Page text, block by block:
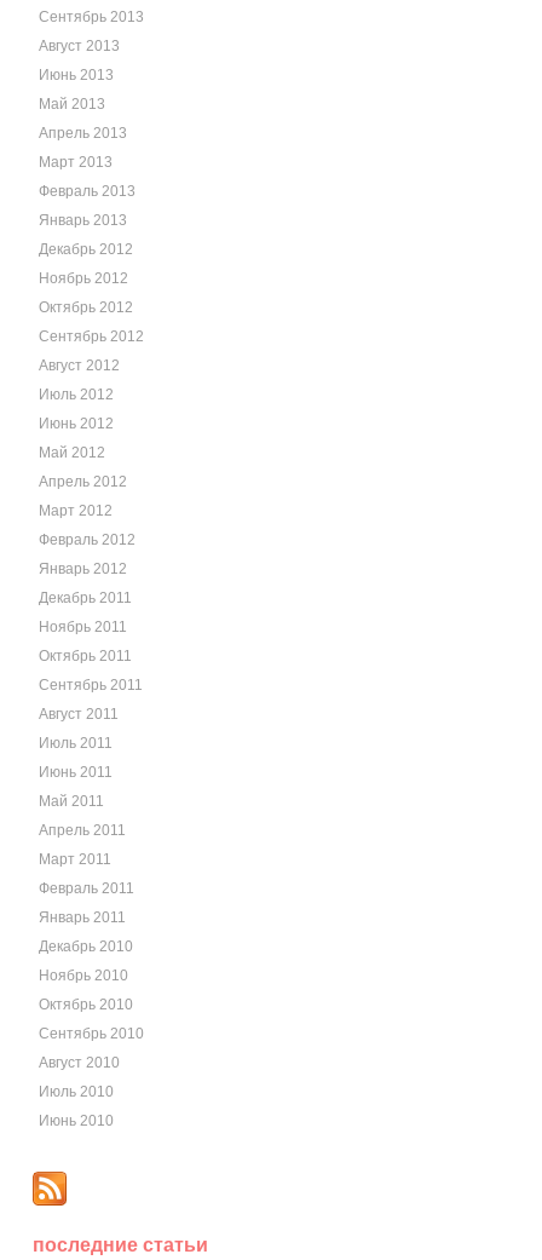
Сентябрь 2013
Август 2013
Июнь 2013
Май 2013
Апрель 2013
Март 2013
Февраль 2013
Январь 2013
Декабрь 2012
Ноябрь 2012
Октябрь 2012
Сентябрь 2012
Август 2012
Июль 2012
Июнь 2012
Май 2012
Апрель 2012
Март 2012
Февраль 2012
Январь 2012
Декабрь 2011
Ноябрь 2011
Октябрь 2011
Сентябрь 2011
Август 2011
Июль 2011
Июнь 2011
Май 2011
Апрель 2011
Март 2011
Февраль 2011
Январь 2011
Декабрь 2010
Ноябрь 2010
Октябрь 2010
Сентябрь 2010
Август 2010
Июль 2010
Июнь 2010
последние статьи